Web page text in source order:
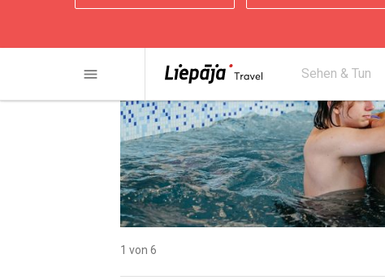
menu Sehen & Tun
1 von 6
2 von 6
3 von 6
4 von 6
5 von 6
6 von 6